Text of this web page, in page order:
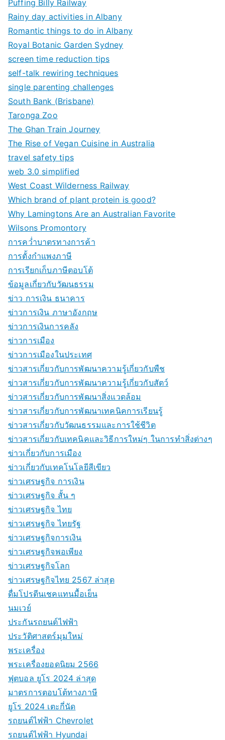
Puffing Billy Railway
Rainy day activities in Albany
Romantic things to do in Albany
Royal Botanic Garden Sydney
screen time reduction tips
self-talk rewiring techniques
single parenting challenges
South Bank (Brisbane)
Taronga Zoo
The Ghan Train Journey
The Rise of Vegan Cuisine in Australia
travel safety tips
web 3.0 simplified
West Coast Wilderness Railway
Which brand of plant protein is good?
Why Lamingtons Are an Australian Favorite
Wilsons Promontory
การคว่ำบาตรทางการค้า
การตั้งกำแพงภาษี
การเรียกเก็บภาษีตอบโต้
ข้อมูลเกี่ยวกับวัฒนธรรม
ข่าว การเงิน ธนาคาร
ข่าวการเงิน ภาษาอังกฤษ
ข่าวการเงินการคลัง
ข่าวการเมือง
ข่าวการเมืองในประเทศ
ข่าวสารเกี่ยวกับการพัฒนาความรู้เกี่ยวกับพืช
ข่าวสารเกี่ยวกับการพัฒนาความรู้เกี่ยวกับสัตว์
ข่าวสารเกี่ยวกับการพัฒนาสิ่งแวดล้อม
ข่าวสารเกี่ยวกับการพัฒนาเทคนิคการเรียนรู้
ข่าวสารเกี่ยวกับวัฒนธรรมและการใช้ชีวิต
ข่าวสารเกี่ยวกับเทคนิคและวิธีการใหม่ๆ ในการทำสิ่งต่างๆ
ข่าวเกี่ยวกับการเมือง
ข่าวเกี่ยวกับเทคโนโลยีสีเขียว
ข่าวเศรษฐกิจ การเงิน
ข่าวเศรษฐกิจ สั้น ๆ
ข่าวเศรษฐกิจ ไทย
ข่าวเศรษฐกิจ ไทยรัฐ
ข่าวเศรษฐกิจการเงิน
ข่าวเศรษฐกิจพอเพียง
ข่าวเศรษฐกิจโลก
ข่าวเศรษฐกิจไทย 2567 ล่าสุด
ดื่มโปรตีนเชคแทนมื้อเย็น
นมเวย์
ประกันรถยนต์ไฟฟ้า
ประวัติศาสตร์มุมใหม่
พระเครื่อง
พระเครื่องยอดนิยม 2566
ฟุตบอล ยูโร 2024 ล่าสุด
มาตรการตอบโต้ทางภาษี
ยูโร 2024 เตะกี่นัด
รถยนต์ไฟฟ้า Chevrolet
รถยนต์ไฟฟ้า Hyundai